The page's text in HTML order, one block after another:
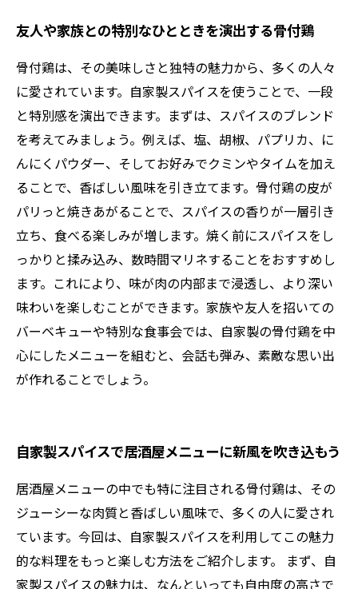
友人や家族との特別なひとときを演出する骨付鶏
骨付鶏は、その美味しさと独特の魅力から、多くの人々
に愛されています。自家製スパイスを使うことで、一段
と特別感を演出できます。まずは、スパイスのブレンド
を考えてみましょう。例えば、塩、胡椒、パプリカ、に
んにくパウダー、そしてお好みでクミンやタイムを加え
ることで、香ばしい風味を引き立てます。骨付鶏の皮が
パリっと焼きあがることで、スパイスの香りが一層引き
立ち、食べる楽しみが増します。焼く前にスパイスをし
っかりと揉み込み、数時間マリネすることをおすすめし
ます。これにより、味が肉の内部まで浸透し、より深い
味わいを楽しむことができます。家族や友人を招いての
バーベキューや特別な食事会では、自家製の骨付鶏を中
心にしたメニューを組むと、会話も弾み、素敵な思い出
が作れることでしょう。
自家製スパイスで居酒屋メニューに新風を吹き込もう
居酒屋メニューの中でも特に注目される骨付鶏は、その
ジューシーな肉質と香ばしい風味で、多くの人に愛され
ています。今回は、自家製スパイスを利用してこの魅力
的な料理をもっと楽しむ方法をご紹介します。 まず、自
家製スパイスの魅力は、なんといっても自由度の高さで